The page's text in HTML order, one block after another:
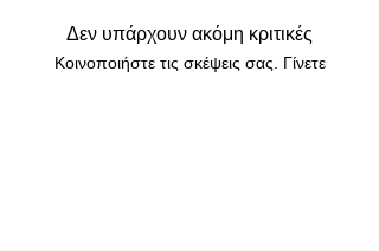
Δεν υπάρχουν ακόμη κριτικές
Κοινοποιήστε τις σκέψεις σας. Γίνετε